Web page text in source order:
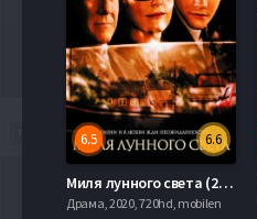
6.6
6.5
Миля лунного света (2002)
Драма, 2020, 720hd, mobilen